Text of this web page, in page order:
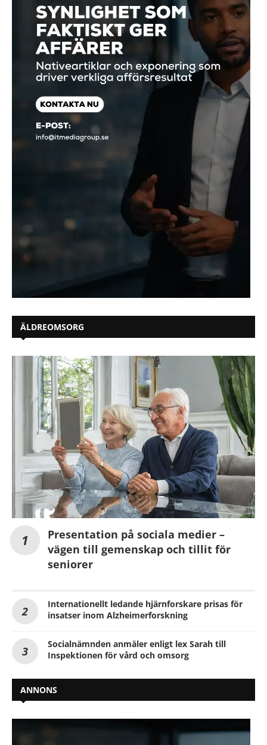
ÄLDREOMSORG
Presentation på sociala medier –
vägen till gemenskap och tillit för
seniorer
Internationellt ledande hjärnforskare prisas för
insatser inom Alzheimerforskning
Socialnämnden anmäler enligt lex Sarah till
Inspektionen för vård och omsorg
ANNONS